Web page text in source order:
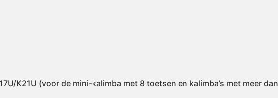
K21U (voor de mini-kalimba met 8 toetsen en kalimba’s met meer dan